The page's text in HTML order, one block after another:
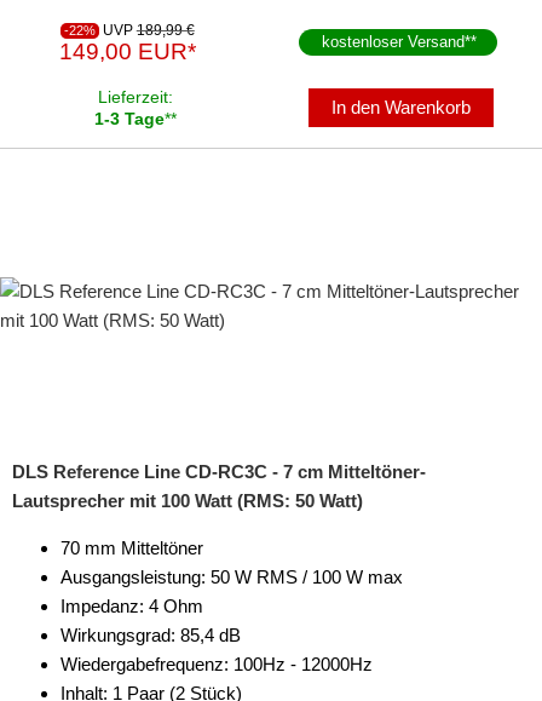
-22% UVP 189,99 €
149,00 EUR* kostenloser Versand**
Lieferzeit:
1-3 Tage**
In den Warenkorb
DLS Reference Line CD-RC3C - 7 cm Mitteltöner-
Lautsprecher mit 100 Watt (RMS: 50 Watt)
70 mm Mitteltöner
Ausgangsleistung: 50 W RMS / 100 W max
Impedanz: 4 Ohm
Wirkungsgrad: 85,4 dB
Wiedergabefrequenz: 100Hz - 12000Hz
Inhalt: 1 Paar (2 Stück)